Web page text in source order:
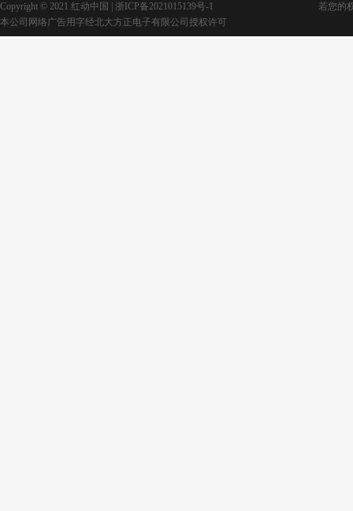
Copyright © 2021 红动中国 | 浙ICP备2021015139号-1
若您的
本公司网络广告用字经北大方正电子有限公司授权许可